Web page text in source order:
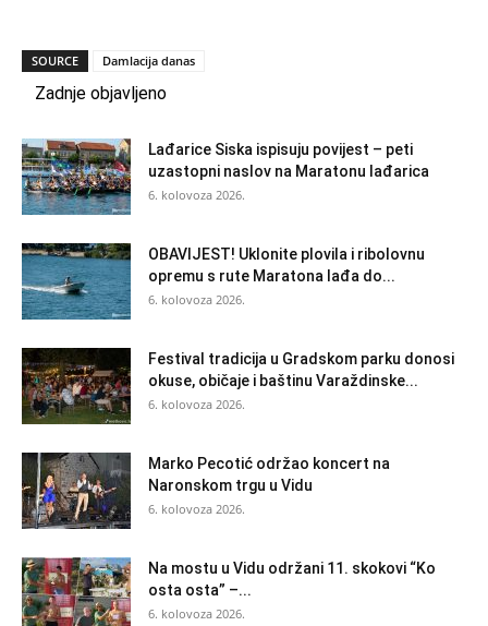
SOURCE Damlacija danas
Zadnje objavljeno
Lađarice Siska ispisuju povijest – peti
uzastopni naslov na Maratonu lađarica
6. kolovoza 2026.
OBAVIJEST! Uklonite plovila i ribolovnu
opremu s rute Maratona lađa do...
6. kolovoza 2026.
Festival tradicija u Gradskom parku donosi
okuse, običaje i baštinu Varaždinske...
6. kolovoza 2026.
Marko Pecotić održao koncert na
Naronskom trgu u Vidu
6. kolovoza 2026.
Na mostu u Vidu održani 11. skokovi “Ko
osta osta” –...
6. kolovoza 2026.